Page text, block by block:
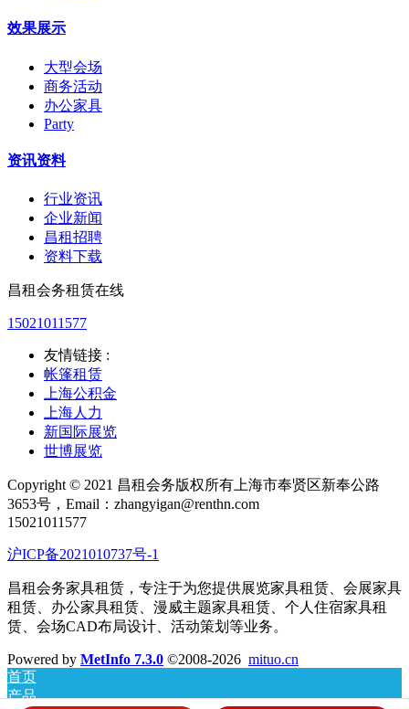
效果展示
大型会场
商务活动
办公家具
Party
资讯资料
行业资讯
企业新闻
昌租招聘
资料下载
昌租会务租赁在线
15021011577
友情链接 :
帐篷租赁
上海公积金
上海人力
新国际展览
世博展览
Copyright © 2021 昌租会务版权所有上海市奉贤区新奉公路
3653号，Email：zhangyigan@renthn.com
15021011577
沪ICP备2021010737号-1
昌租会务家具租赁，专注于为您提供展览家具租赁、会展家具
租赁、办公家具租赁、漫威主题家具租赁、个人住宿家具租
赁、会场CAD布局设计、活动策划等业务。
Powered by MetInfo 7.3.0 ©2008-2026 mituo.cn
首页
产品